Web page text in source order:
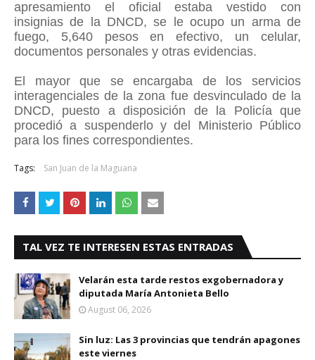
apresamiento el oficial estaba vestido con
insignias de la DNCD, se le ocupo un arma de
fuego, 5,640 pesos en efectivo, un celular,
documentos personales y otras evidencias.
El mayor que se encargaba de los servicios
interagenciales de la zona fue desvinculado de la
DNCD, puesto a disposición de la Policía que
procedió a suspenderlo y del Ministerio Público
para los fines correspondientes.
Tags: San Juan de la Maguana
TAL VEZ TE INTERESEN ESTAS ENTRADAS
Velarán esta tarde restos exgobernadora y
diputada María Antonieta Bello
August 06, 2026
Sin luz: Las 3 provincias que tendrán apagones
este viernes